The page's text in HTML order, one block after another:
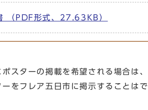
（PDF形式、27.63KB）
スターの掲載を希望される場合は
をフレア五日市に掲示することはで